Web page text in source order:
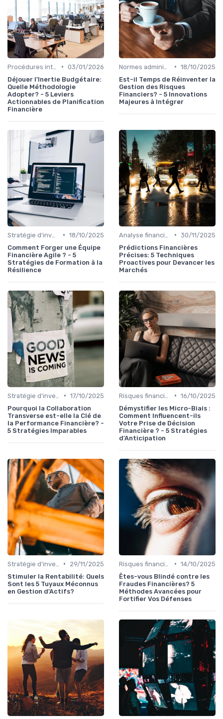
• 03/01/2026
Déjouer l’Inertie Budgétaire:
Quelle Méthodologie
Adopter? - 5 Leviers
Actionnables de Planification
Financière
• 18/10/2025
Est-il Temps de Réinventer la
Gestion des Risques
Financiers? - 5 Innovations
Majeures à Intégrer
• 18/10/2025
Comment Forger une Équipe
Financière Agile ? - 5
Stratégies de Formation à la
Résilience
• 30/11/2025
Prédictions Financières
Précises: 5 Techniques
Proactives pour Devancer les
Marchés
• 17/10/2025
Pourquoi la Collaboration
Transverse est-elle la Clé de
la Performance Financière? -
5 Stratégies Imparables
• 16/10/2025
Démystifier les Micro-Biais :
Comment Influencent-ils
Votre Prise de Décision
Financière ? - 5 Stratégies
d'Anticipation
•
29/11/2025
Stimuler la Rentabilité: Quels
Sont les 5 Tuyaux Méconnus
en Gestion d'Actifs?
• 14/10/2025
Êtes-vous Blindé contre les
Fraudes Financières? 5
Méthodes Avancées pour
Fortifier Vos Défenses